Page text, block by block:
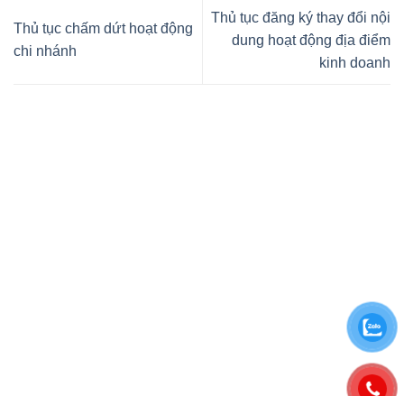
Thủ tục chấm dứt hoạt động
chi nhánh
Thủ tục đăng ký thay đổi nội
dung hoạt động địa điểm
kinh doanh